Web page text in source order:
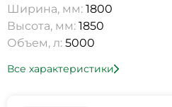
Ширина, мм: 1800
Высота, мм: 1850
Объем, л: 5000
Все характеристики